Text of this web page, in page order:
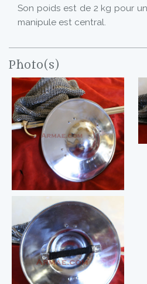
Son poids est de 2 kg pour
manipule est central.
Photo(s)